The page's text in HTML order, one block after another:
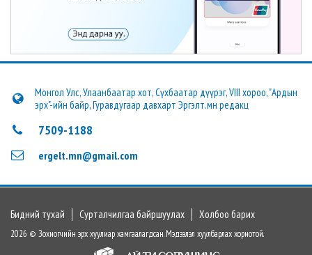
Монгол Улс, Улаанбаатар хот, Сүхбаатар дүүрэг, VIII хороо, "Ардын
эрх"-ийн байр, Гуравдугаар давхарт Эргэлт.мн редакц
7509-1188
ergelt.mn@gmail.com
Бидний тухай Сурталчилгаа байршуулах Холбоо барих
2026 © Зохиогчийн эрх хуулиар хамгаалагдсан. Мэдээлэл хуулбарлах хориотой.